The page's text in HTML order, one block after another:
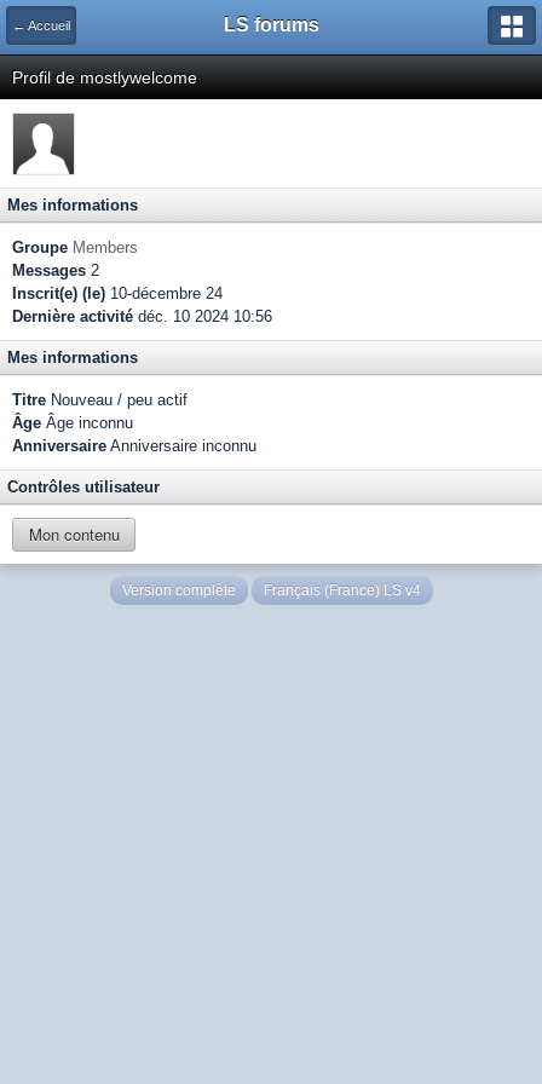
← Accueil LS forums
Profil de mostlywelcome
Mes informations
Groupe Members
Messages 2
Inscrit(e) (le) 10-décembre 24
Dernière activité déc. 10 2024 10:56
Mes informations
Titre Nouveau / peu actif
Âge Âge inconnu
Anniversaire Anniversaire inconnu
Contrôles utilisateur
Mon contenu
Version complète Français (France) LS v4